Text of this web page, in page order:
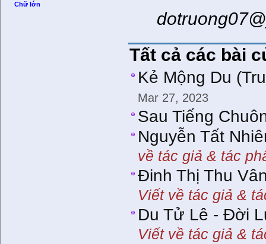
Chữ lớn
Tất cả các bài
Kẻ Mộng Du
Mar 27, 2023
Sau Tiếng
Nguyễn Tất
về tác giả & tác
Đinh Thị Thu
Viết về tác giả &
Du Tử Lê - Đời
Viết về tác giả &